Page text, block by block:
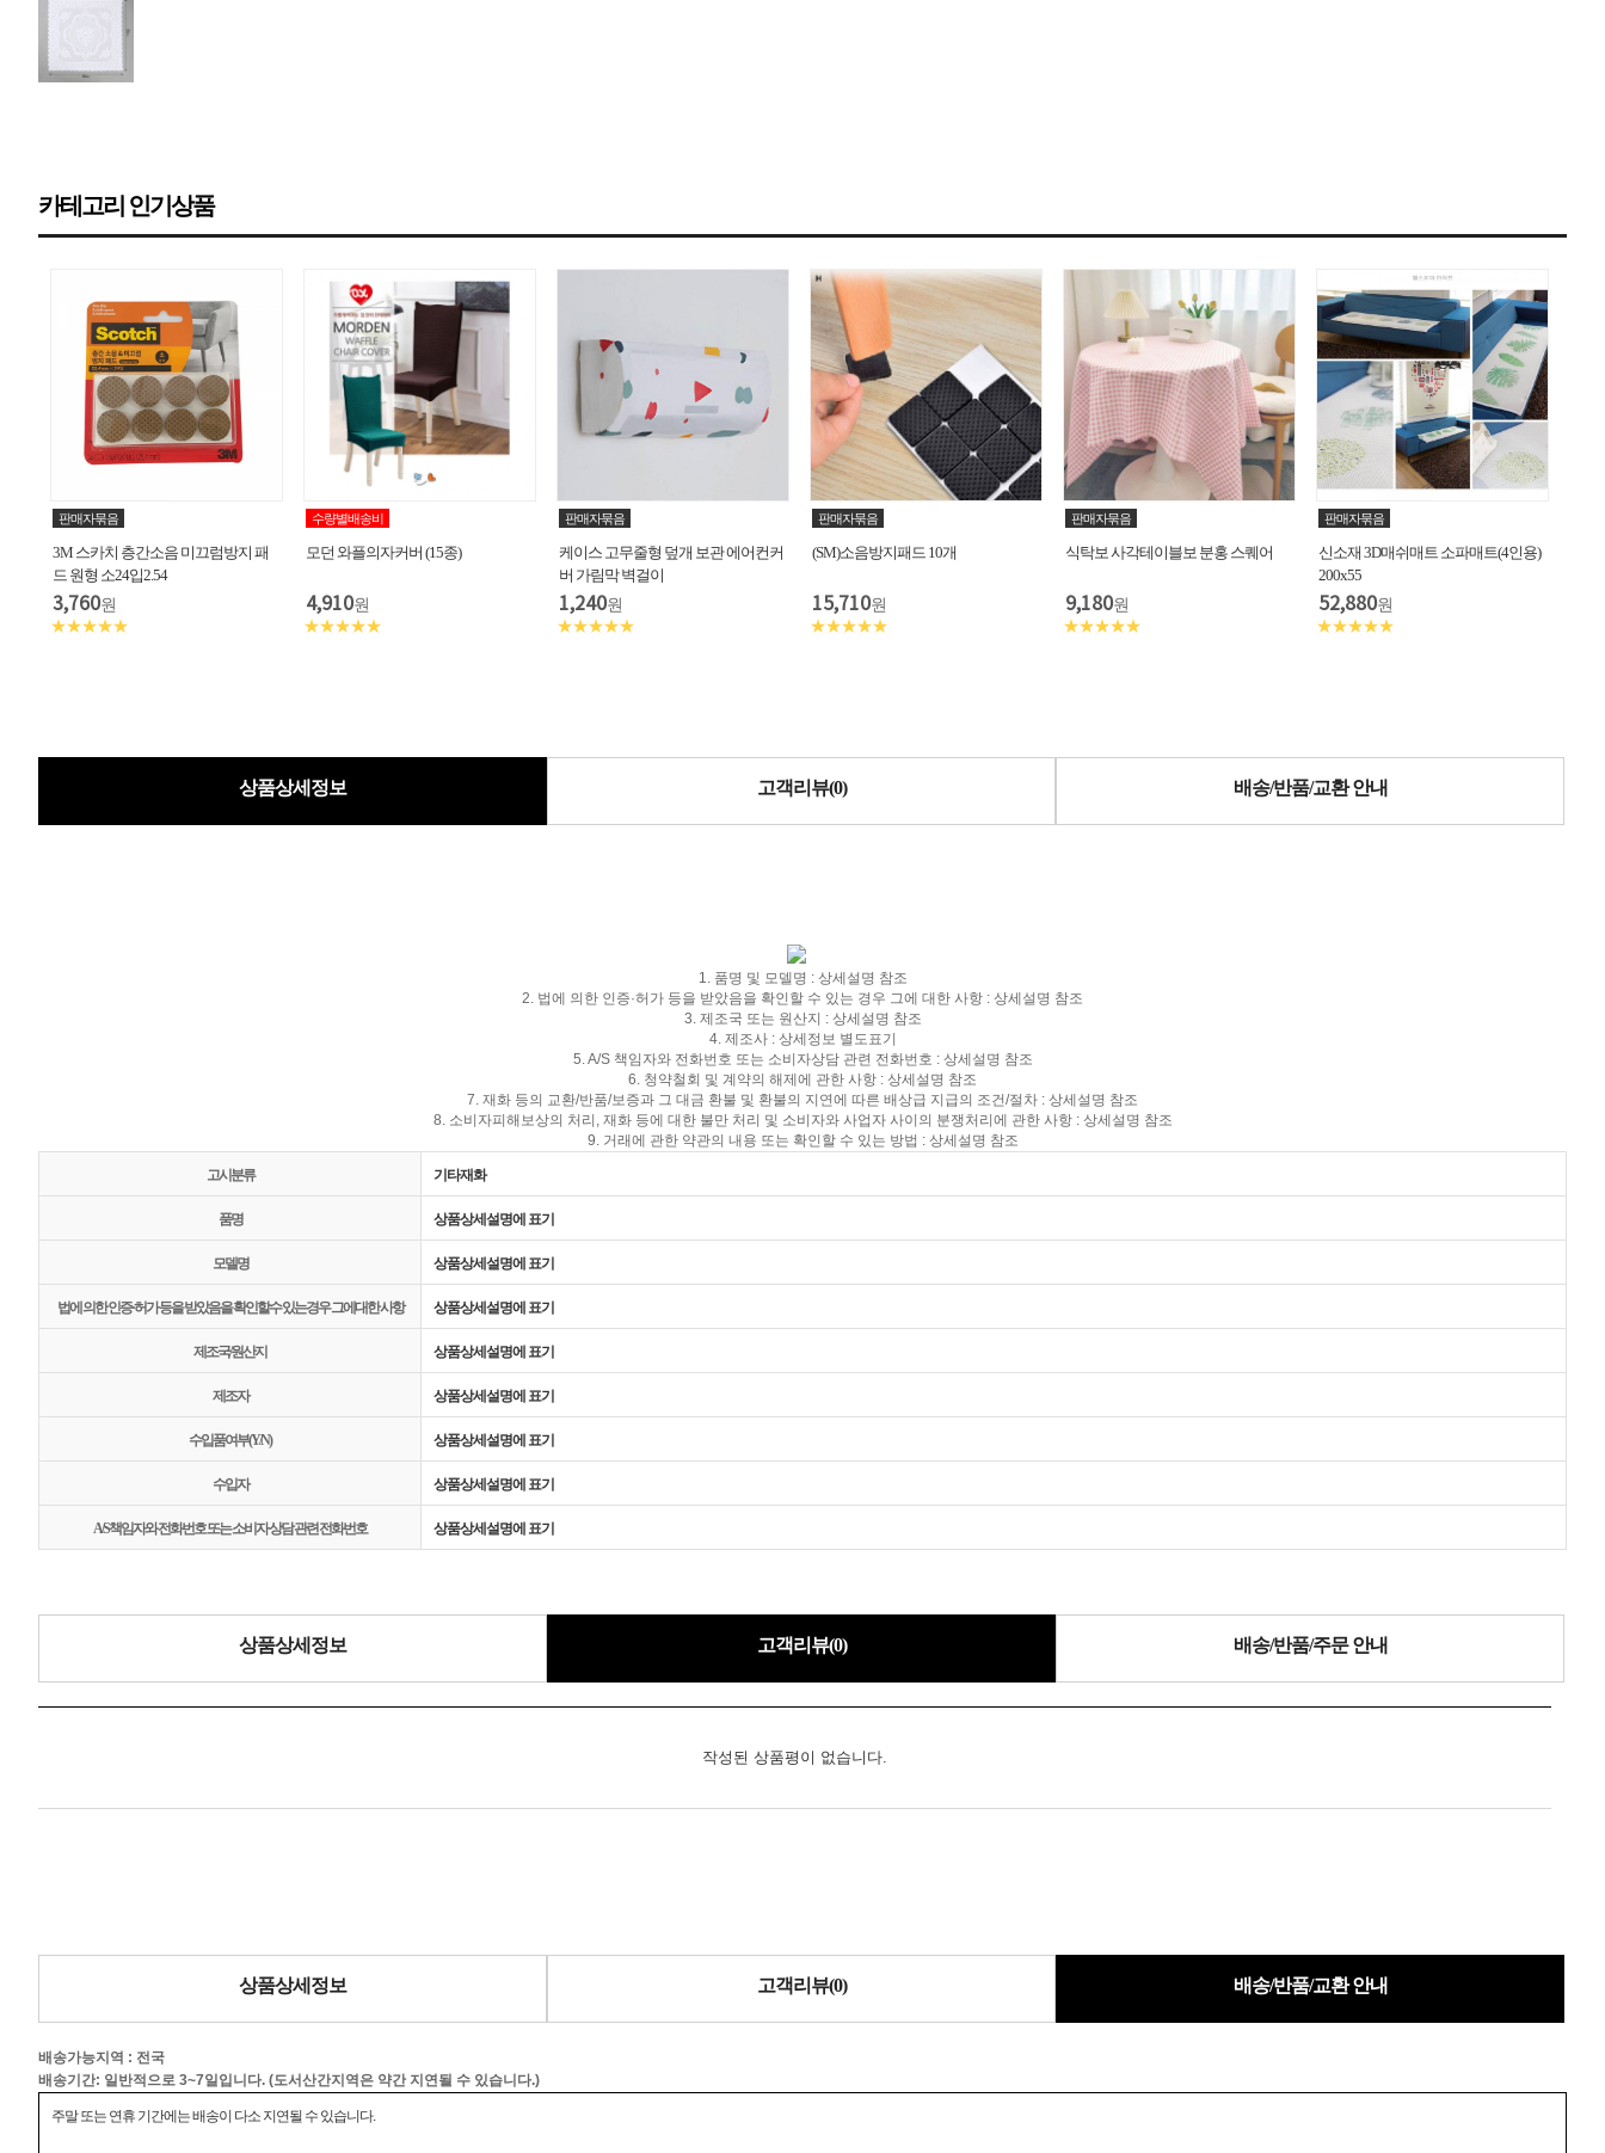
카테고리 인기상품
판매자묶음
3M 스카치 층간소음 미끄럼방지 패
드 원형 소24입2.54
3,760원
★★★★★
수량별배송비
모던 와플의자커버 (15종)
4,910원
★★★★★
판매자묶음
케이스 고무줄형 덮개 보관 에어컨커
버 가림막 벽걸이
1,240원
★★★★★
판매자묶음
(SM)소음방지패드 10개
15,710원
★★★★★
판매자묶음
식탁보 사각테이블보 분홍 스퀘어
9,180원
★★★★★
판매자묶음
신소재 3D매쉬매트 소파매트(4인용)
200x55
52,880원
★★★★★
상품상세정보 고객리뷰(0) 배송/반품/교환 안내
1. 품명 및 모델명 : 상세설명 참조
2. 법에 의한 인증·허가 등을 받았음을 확인할 수 있는 경우 그에 대한 사항 : 상세설명 참조
3. 제조국 또는 원산지 : 상세설명 참조
4. 제조사 : 상세정보 별도표기
5. A/S 책임자와 전화번호 또는 소비자상담 관련 전화번호 : 상세설명 참조
6. 청약철회 및 계약의 해제에 관한 사항 : 상세설명 참조
7. 재화 등의 교환/반품/보증과 그 대금 환불 및 환불의 지연에 따른 배상급 지급의 조건/절차 : 상세설명 참조
8. 소비자피해보상의 처리, 재화 등에 대한 불만 처리 및 소비자와 사업자 사이의 분쟁처리에 관한 사항 : 상세설명 참조
9. 거래에 관한 약관의 내용 또는 확인할 수 있는 방법 : 상세설명 참조
고시분류 기타재화
품명 상품상세설명에 표기
모델명 상품상세설명에 표기
법에 의한 인증·허가 등을 받았음을 확인할수 있는경우 그에대한 사항 상품상세설명에 표기
제조국/원산지 상품상세설명에 표기
제조자 상품상세설명에 표기
수입품여부(Y/N) 상품상세설명에 표기
수입자 상품상세설명에 표기
A/S책임자와 전화번호 또는 소비자 상담 관련 전화번호 상품상세설명에 표기
상품상세정보 고객리뷰(0) 배송/반품/주문 안내
상품상세정보 고객리뷰(0) 배송/반품/교환 안내
배송가능지역 : 전국
배송기간: 일반적으로 3~7일입니다. (도서산간지역은 약간 지연될 수 있습니다.)
주말 또는 연휴 기간에는 배송이 다소 지연될 수 있습니다.